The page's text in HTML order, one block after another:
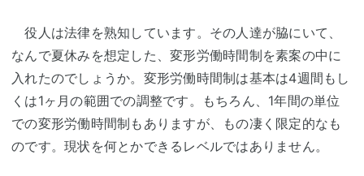
役人は法律を熟知しています。その人達が脇にいて、
なんで夏休みを想定した、変形労働時間制を素案の中に
入れたのでしょうか。変形労働時間制は基本は4週間もし
くは1ヶ月の範囲での調整です。もちろん、1年間の単位
での変形労働時間制もありますが、もの凄く限定的なも
のです。現状を何とかできるレベルではありません。